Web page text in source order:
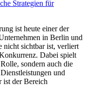
ist heute einer der
in Berlin und
nicht sichtbar ist, verliert
Dabei spielt
sondern auch die
und
ist der Bereich